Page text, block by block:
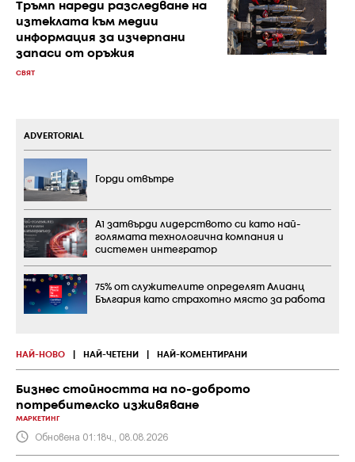
Тръмп нареди разследване на
изтеклата към медии
информация за изчерпани
запаси от оръжия
СВЯТ
НАЙ-НОВО НАЙ-ЧЕТЕНИ НАЙ-КОМЕНТИРАНИ
Бизнес стойността на по-доброто
потребителско изживяване
МАРКЕТИНГ
Обновена 01:18ч., 08.08.2026
ADVERTORIAL
Горди отвътре
А1 затвърди лидерството си като най-
голямата технологична компания и
системен интегратор
75% от служителите определят Алианц
България като страхотно място за работа